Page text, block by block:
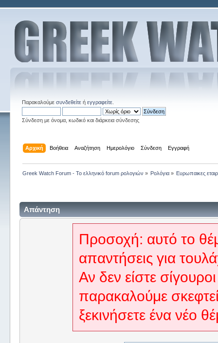
Παρακαλούμε συνδεθείτεή εγγραφείτε.
Σύνδεση με όνομα, κωδικό και διάρκεια σύνδεσης
Αρχική Βοήθεια Αναζήτηση Ημερολόγιο Σύνδεση Εγγραφή
Greek Watch Forum - Το ελληνικό forum ρολογιών » Ρολόγια » Ευρωπαικες
Απάντηση
Προσοχή: αυτό το
απαντήσεις για
Αν δεν είστε
παρακαλούμε
ξεκινήσετε ένα νέο